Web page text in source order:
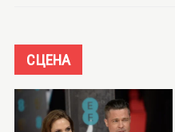
СЦЕНА